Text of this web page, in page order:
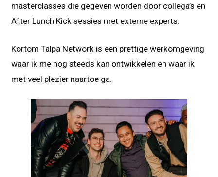
masterclasses die gegeven worden door collega’s en
After Lunch Kick sessies met externe experts.
Kortom Talpa Network is een prettige werkomgeving
waar ik me nog steeds kan ontwikkelen en waar ik
met veel plezier naartoe ga.